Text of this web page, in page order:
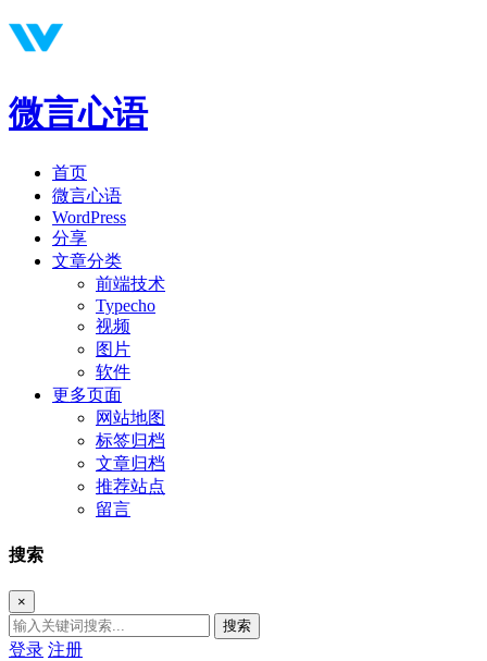
微言心语
首页
微言心语
WordPress
分享
文章分类
前端技术
Typecho
视频
图片
软件
更多页面
网站地图
标签归档
文章归档
推荐站点
留言
搜索
×
搜索
登录 注册